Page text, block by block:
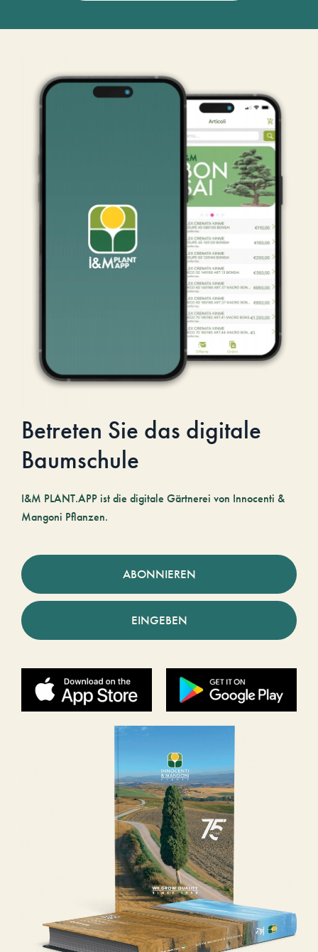
Betreten Sie das digitale
Baumschule
I&M PLANT.APP ist die digitale Gärtnerei von Innocenti &
Mangoni Pflanzen.
ABONNIEREN
EINGEBEN